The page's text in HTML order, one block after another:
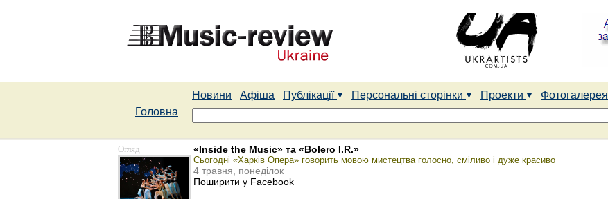
Новини Афіша Публікації Персональні сторінки Проекти Фотогалерея
Головна
Огляд «Inside the Music» та «Bolero I.R.»
Сьогодні «Харків Опера» говорить мовою мистецтва голосно, сміливо і дуже красиво
4 травня, понеділок
Поширити у Facebook